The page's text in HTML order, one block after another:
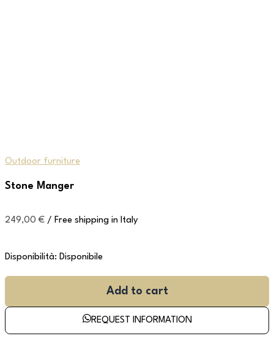
Outdoor furniture
Stone Manger
249,00 € / Free shipping in Italy
Disponibilità: Disponibile
Add to cart
REQUEST INFORMATION